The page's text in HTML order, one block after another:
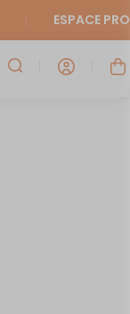
ESPACE PRO